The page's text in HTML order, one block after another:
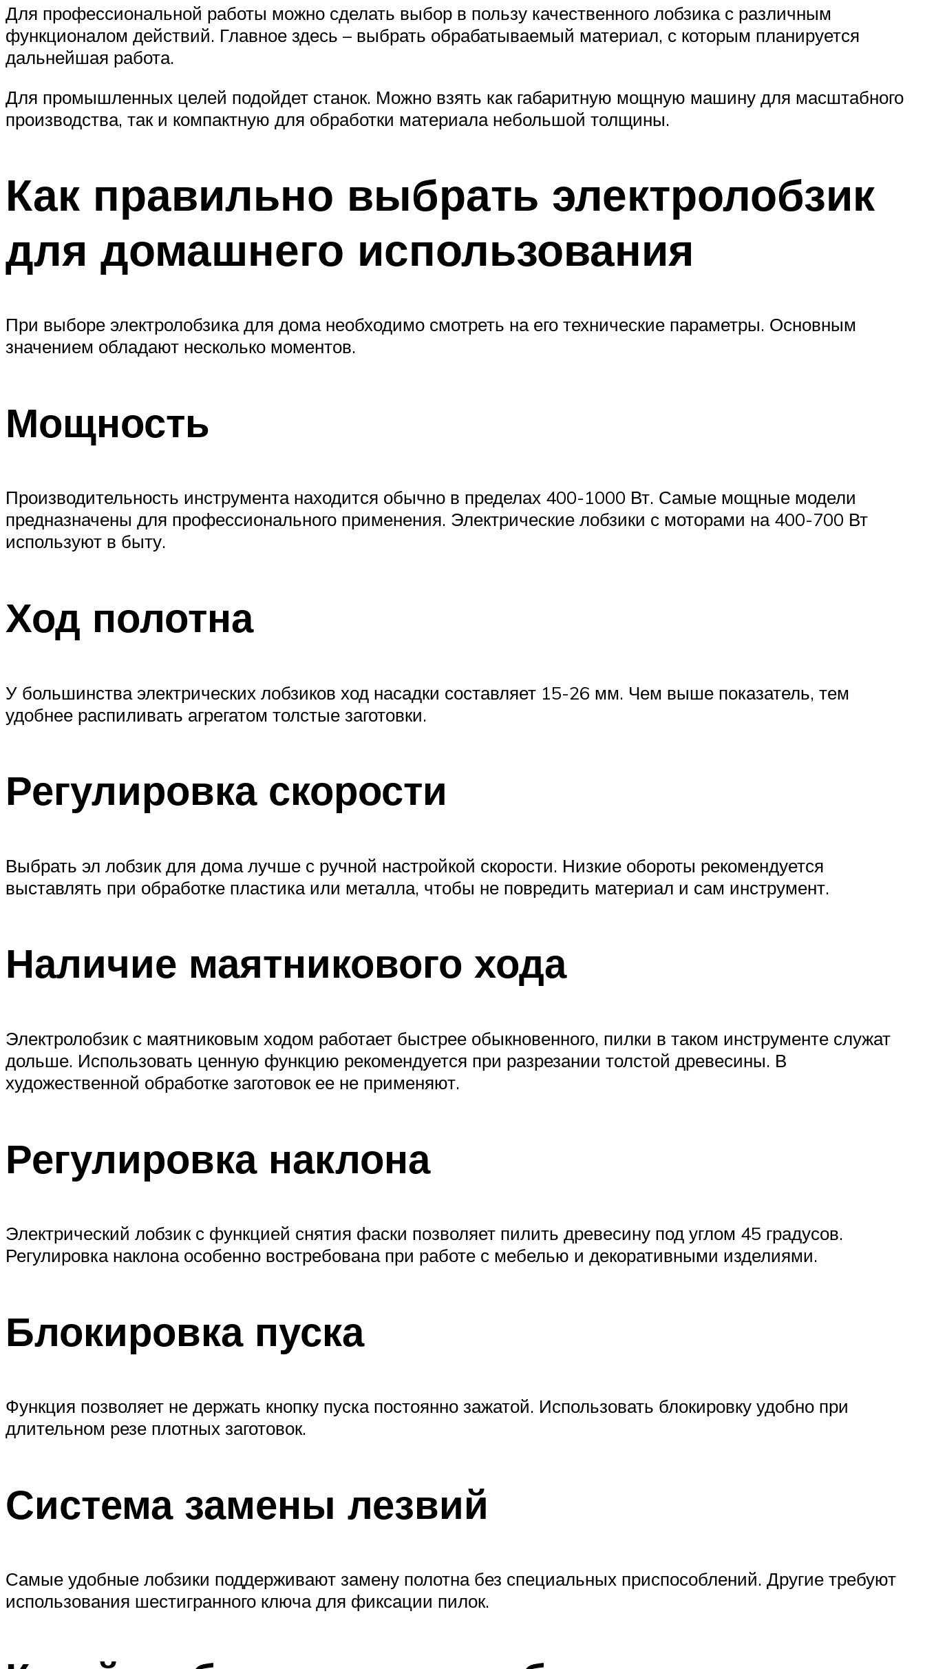
Для профессиональной работы можно сделать выбор в пользу качественного лобзика с различным
функционалом действий. Главное здесь – выбрать обрабатываемый материал, с которым планируется
дальнейшая работа.
Для промышленных целей подойдет станок. Можно взять как габаритную мощную машину для масштабного
производства, так и компактную для обработки материала небольшой толщины.
Как правильно выбрать электролобзик
для домашнего использования
При выборе электролобзика для дома необходимо смотреть на его технические параметры. Основным
значением обладают несколько моментов.
Мощность
Производительность инструмента находится обычно в пределах 400-1000 Вт. Самые мощные модели
предназначены для профессионального применения. Электрические лобзики с моторами на 400-700 Вт
используют в быту.
Ход полотна
У большинства электрических лобзиков ход насадки составляет 15-26 мм. Чем выше показатель, тем
удобнее распиливать агрегатом толстые заготовки.
Регулировка скорости
Выбрать эл лобзик для дома лучше с ручной настройкой скорости. Низкие обороты рекомендуется
выставлять при обработке пластика или металла, чтобы не повредить материал и сам инструмент.
Наличие маятникового хода
Электролобзик с маятниковым ходом работает быстрее обыкновенного, пилки в таком инструменте служат
дольше. Использовать ценную функцию рекомендуется при разрезании толстой древесины. В
художественной обработке заготовок ее не применяют.
Регулировка наклона
Электрический лобзик с функцией снятия фаски позволяет пилить древесину под углом 45 градусов.
Регулировка наклона особенно востребована при работе с мебелью и декоративными изделиями.
Блокировка пуска
Функция позволяет не держать кнопку пуска постоянно зажатой. Использовать блокировку удобно при
длительном резе плотных заготовок.
Система замены лезвий
Самые удобные лобзики поддерживают замену полотна без специальных приспособлений. Другие требуют
использования шестигранного ключа для фиксации пилок.